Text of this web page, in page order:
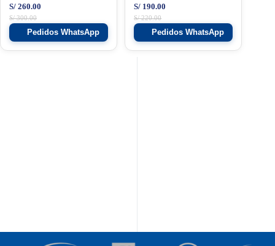
S/300.00
S/ 260.00
Pedidos WhatsApp
S/220.00
S/ 190.00
Pedidos WhatsApp